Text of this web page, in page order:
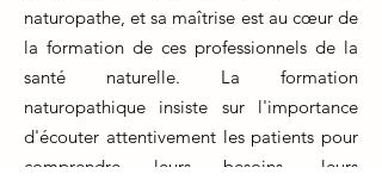
naturopathe, et sa maîtrise est au cœur de
la formation de ces professionnels de la
santé naturelle. La formation
naturopathique insiste sur l'importance
d'écouter attentivement les patients pour
comprendre leurs besoins, leurs